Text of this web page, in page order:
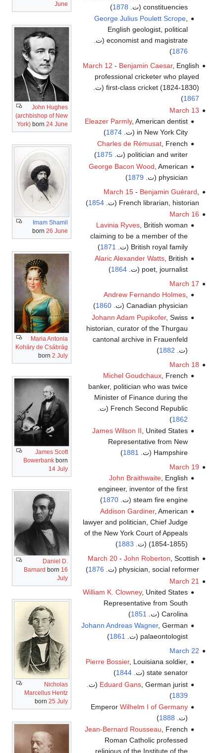
June
John Hughes
(archbishop of New
York) born 24 June
Imam Shamil
born 26 June
Maria Antonia
Koháry de Csábrág
born 2 July
James Scott
Bowerbank born
14 July
Daniel D.
Barnard born 16
July
Nicholas
Marcellus Hentz
born 25 July
constituencies (ت.
1878
)
George Julius Poulett Scrope,
English geologist, political
economist and magistrate (ت.
1876
)
March 12 - Benjamin Caesar, English
professional cricketer who played
first-class cricket (1824-1830) (ت.
1867
)
March 13
Eleazer Parmly, American dentist
in New York City (ت.
1874
)
Charles de Rémusat , French
politician and writer (ت.
1875
)
George Bacon Wood , American
physician (ت.
1879
)
March 15- Benjamin Guérard
French librarian, historian (ت.
1854
)
March 16
Lavinia Ryves , British woman
claiming to be a member of the
British royal family (ت.
1871
)
Alaric Alexander Watts, British
poet, journalist (ت.
1864
)
March 17
Andrew Fernando Holmes,
Canadian physician (ت.
1860
)
Johann Adam Pupikofer, Swiss
historian, curator of the Thurgau
cantonal archive in Frauenfeld
(ت. 1882
)
March 18
Michel Goudchaux , French
banker, politician who was twice
Minister of Finance during the
French Second Republic (ت.
1862
)
James Wilson II , United States
Representative from New
Hampshire (ت.
1881
)
March 19
John Braithwaite , English
engineer, inventor of the first
steam fire engine (ت.
1870
)
Addison Gardiner, American
lawyer and politician, Chief Judge
of the New York Court of Appeals
(1854-1855) (ت.
1883
)
March 20- John Roberton, Scottish
physician, social reformer (ت.
1876
)
March 21
William K. Clowney, United States
Representative from South
Carolina (ت.
1851
)
Johann Andreas Wagner, German
palaeontologist (ت.
1861
)
March 22
Pierre Bossier, Louisiana soldier,
state senator (ت.
1844
)
Eduard Gans , German jurist (ت.
1839
)
EmperorWilhelm I of Germany
(ت. 1888
)
Jean-Bernard Rousseau, French
Roman Catholic professed
religious of the Institute of the